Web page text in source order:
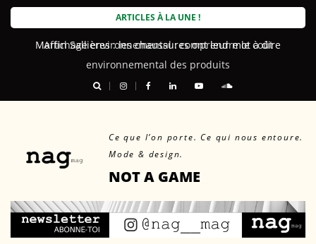
Skip
ARTICLES À LA UNE !
Martin Sallières : les chaussures ont leur mot à dire
Ce que l’on porte. Ce qui nous entoure.
Mode & design.
NOT A GAME